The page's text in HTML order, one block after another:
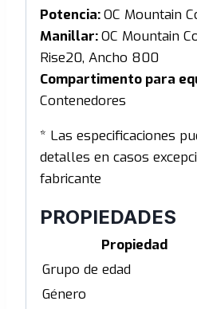
Potencia:OC Mountain
Manillar:OC Mountain
Rise20, Ancho 800
Compartimento para
Contenedores
* Las especificaciones
detalles en casos
fabricante
PROPIEDADES
Propiedad
Grupo de edad
Género